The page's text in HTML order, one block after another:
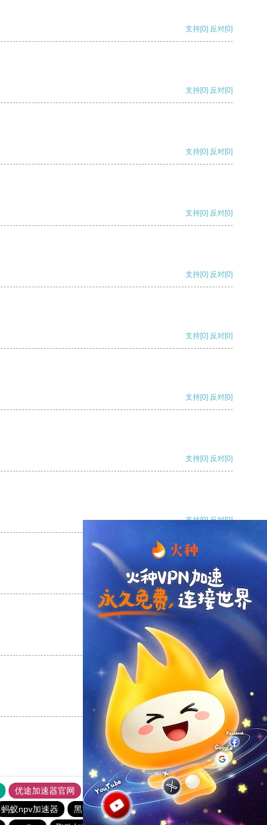
支持[0] 反对[0]
支持[0] 反对[0]
支持[0] 反对[0]
支持[0] 反对[0]
支持[0] 反对[0]
支持[0] 反对[0]
支持[0] 反对[0]
支持[0] 反对[0]
支持[0] 反对[0]
支持[0] 反对
支持
支持 反对 [0]
优途加速器官网 风驰加速器 旋风加速器
八戒看书
蚂蚁npv加速器 黑豹加速器
加速器试用3小时